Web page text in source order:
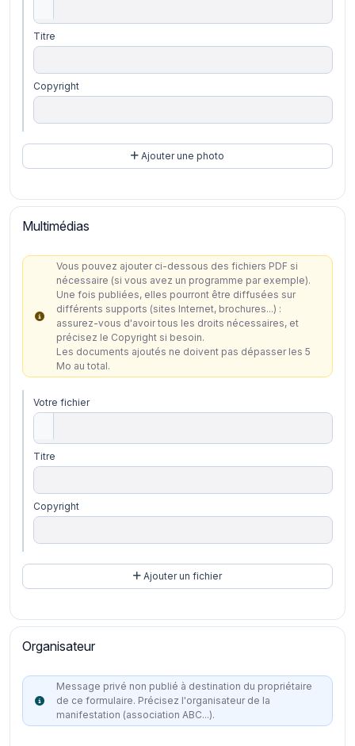
Titre
Copyright
Ajouter une photo
Multimédias
Vous pouvez ajouter ci-dessous des fichiers PDF si
nécessaire (si vous avez un programme par exemple).
Une fois publiées, elles pourront être diffusées sur
différents supports (sites Internet, brochures...) :
assurez-vous d'avoir tous les droits nécessaires, et
précisez le Copyright si besoin.
Les documents ajoutés ne doivent pas dépasser les 5
Mo au total.
Votre fichier
Titre
Copyright
Ajouter un fichier
Organisateur
Message privé non publié à destination du propriétaire
de ce formulaire. Précisez l'organisateur de la
manifestation (association ABC...).